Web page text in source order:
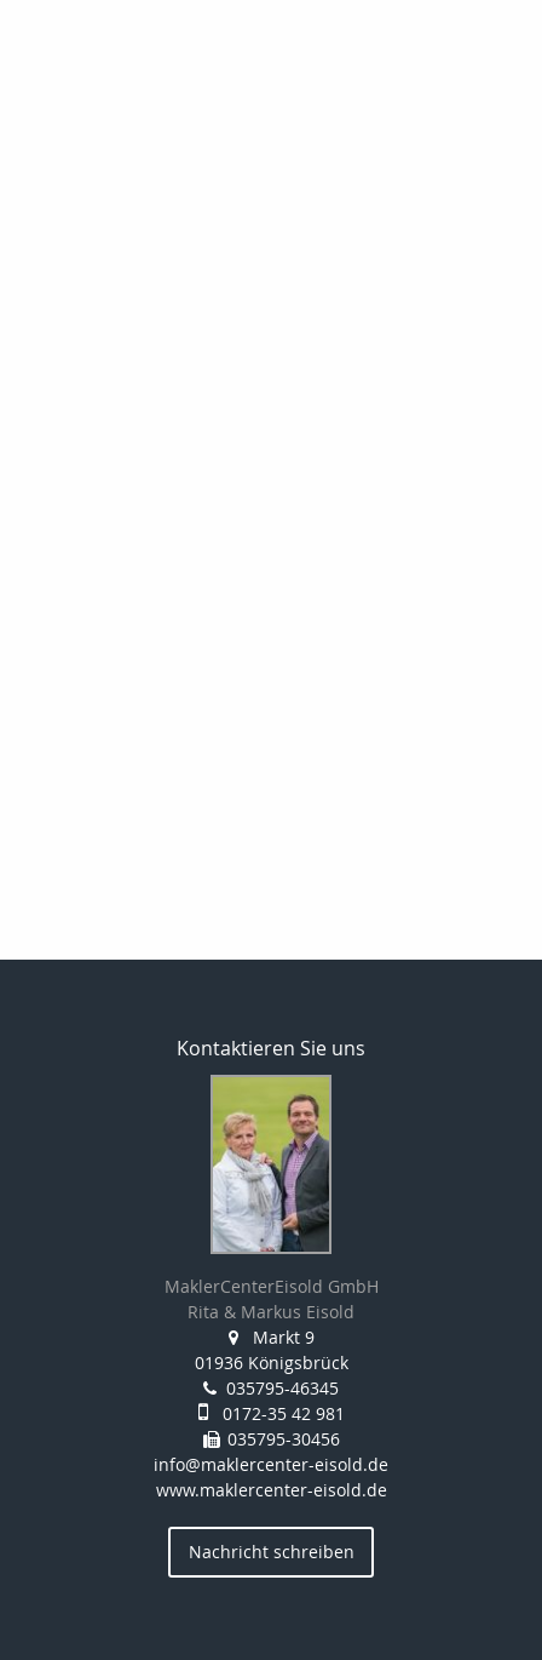
Kontaktieren Sie uns
MaklerCenterEisold GmbH
Rita & Markus Eisold
Markt 9
01936 Königsbrück
035795-46345
0172-35 42 981
035795-30456
info@maklercenter-eisold.de
www.maklercenter-eisold.de
Nachricht schreiben